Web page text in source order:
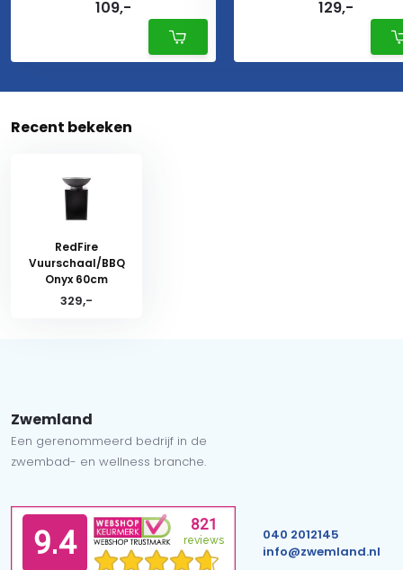
109,- 129,-
Recent bekeken
RedFire
Vuurschaal/BBQ
Onyx 60cm
329,-
Zwemland
Een gerenommeerd bedrijf in de
zwembad- en wellness branche.
040 2012145
info@zwemland.nl